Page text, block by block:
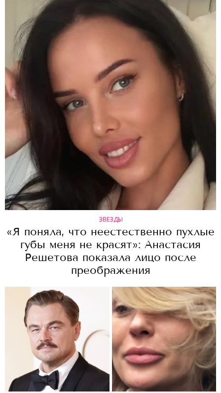
ЗВЕЗДЫ
«Я поняла, что неестественно пухлые
губы меня не красят»: Анастасия
Решетова показала лицо после
преображения